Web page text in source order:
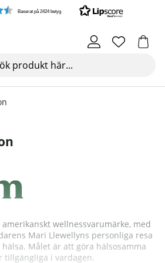
Baserat på 2424 betyg
wellnessvarumärke, med
Mari Llewellyns personliga resa
Målet är att göra hälsosamma
tillgängliga i vardagen.